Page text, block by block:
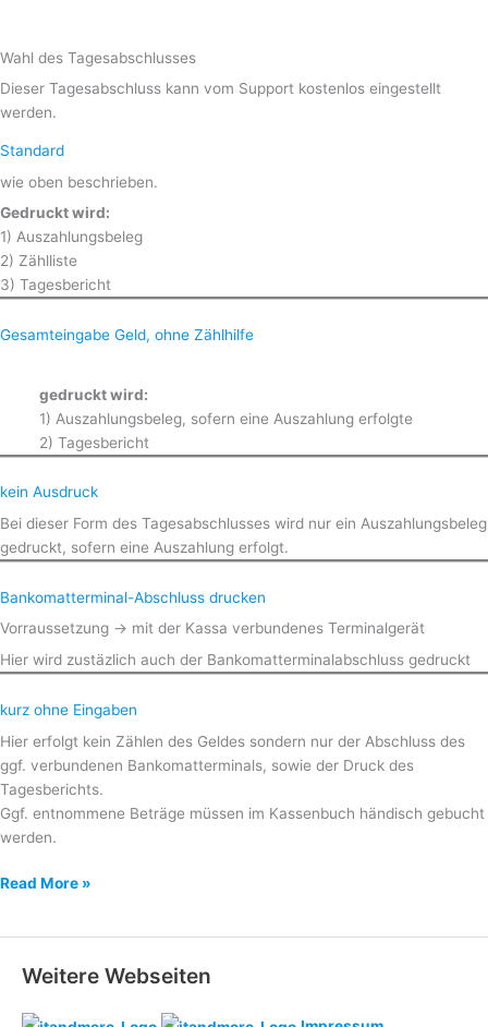
Wahl des Tagesabschlusses
Dieser Tagesabschluss kann vom Support kostenlos eingestellt
werden.
Standard
wie oben beschrieben.
Gedruckt wird:
1) Auszahlungsbeleg
2) Zählliste
3) Tagesbericht
Gesamteingabe Geld, ohne Zählhilfe
gedruckt wird:
1) Auszahlungsbeleg, sofern eine Auszahlung erfolgte
2) Tagesbericht
kein Ausdruck
Bei dieser Form des Tagesabschlusses wird nur ein Auszahlungsbeleg
gedruckt, sofern eine Auszahlung erfolgt.
Bankomatterminal-Abschluss drucken
Vorraussetzung -> mit der Kassa verbundenes Terminalgerät
Hier wird zustäzlich auch der Bankomatterminalabschluss gedruckt
kurz ohne Eingaben
Hier erfolgt kein Zählen des Geldes sondern nur der Abschluss des
ggf. verbundenen Bankomatterminals, sowie der Druck des
Tagesberichts.
Ggf. entnommene Beträge müssen im Kassenbuch händisch gebucht
werden.
Tagesabschluss
Read More »
Weitere Webseiten